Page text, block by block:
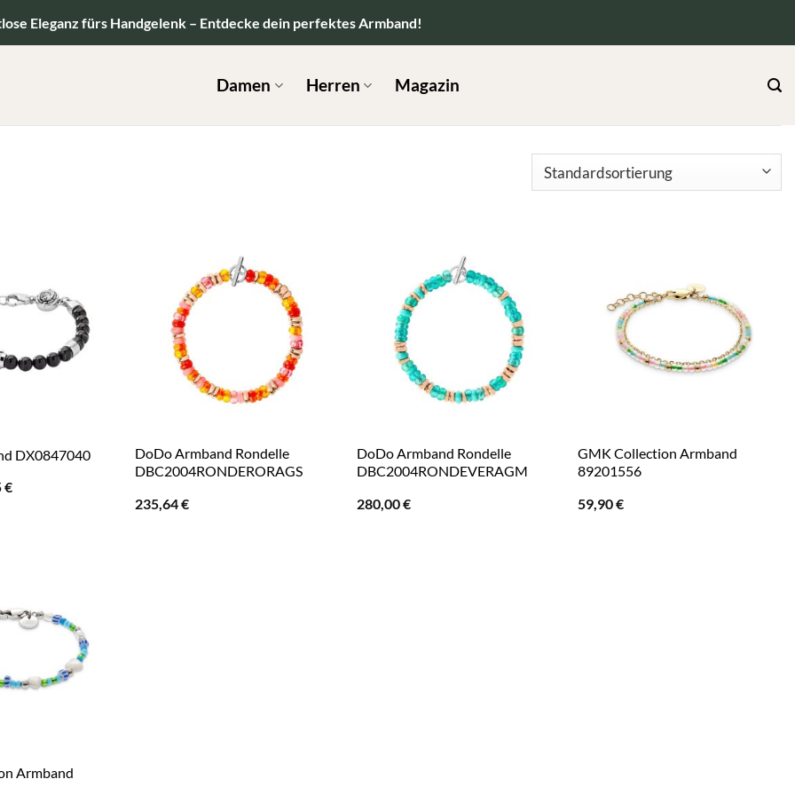
Eleganz fürs Handgelenk – Entdecke dein perfektes Armband!
Damen Herren Magazin
DX0847040
€Aktueller
DoDo Armband Rondelle
DBC2004RONDERORAGS
235,64€
DoDo Armband Rondelle
DBC2004RONDEVERAGM
280,00€
GMK Collection Armband
89201556
59,90€
Armband